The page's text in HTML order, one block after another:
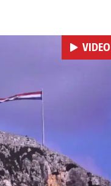
u nuklearnoj elektrani
VIDEO